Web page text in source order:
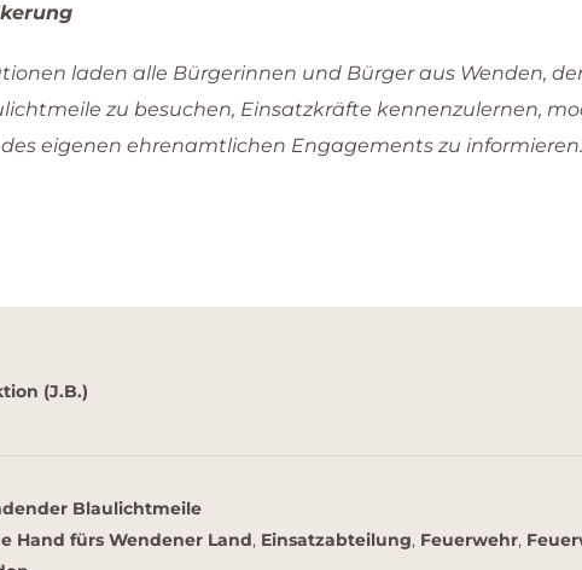
laden alle Bürgerinnen und Bürger aus Wenden,
zu besuchen, Einsatzkräfte kennenzulernen,
eigenen ehrenamtlichen Engagements zu informieren.
(J.B.)
Blaulichtmeile
Hand fürs Wendener Land, Einsatzabteilung, Feuerwehr,